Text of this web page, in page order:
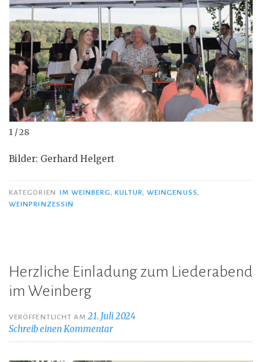
1 / 28
Bilder: Gerhard Helgert
KATEGORIEN IM WEINBERG,KULTUR, WEINGENUSS,
WEINPRINZESSIN
Herzliche Einladung zum Liederabend
im Weinberg
VERÖFFENTLICHT AM21. Juli 2024
Schreib einen Kommentar